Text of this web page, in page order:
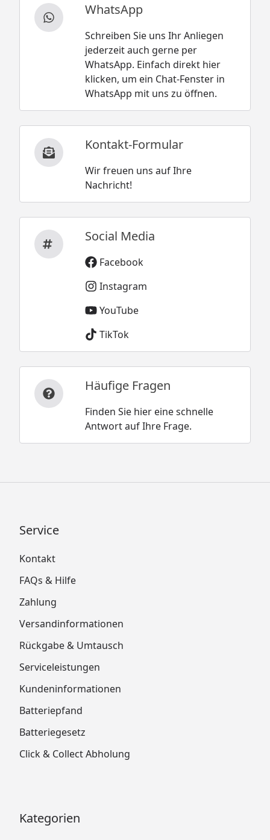
WhatsApp
Schreiben Sie uns Ihr Anliegen
jederzeit auch gerne per
WhatsApp. Einfach direkt hier
klicken, um ein Chat-Fenster in
WhatsApp mit uns zu öffnen.
Kontakt-Formular
Wir freuen uns auf Ihre
Nachricht!
Social Media
Facebook
Instagram
YouTube
TikTok
Häufige Fragen
Finden Sie hier eine schnelle
Antwort auf Ihre Frage.
Service
Kontakt
FAQs & Hilfe
Zahlung
Versandinformationen
Rückgabe & Umtausch
Serviceleistungen
Kundeninformationen
Batteriepfand
Batteriegesetz
Click & Collect Abholung
Kategorien